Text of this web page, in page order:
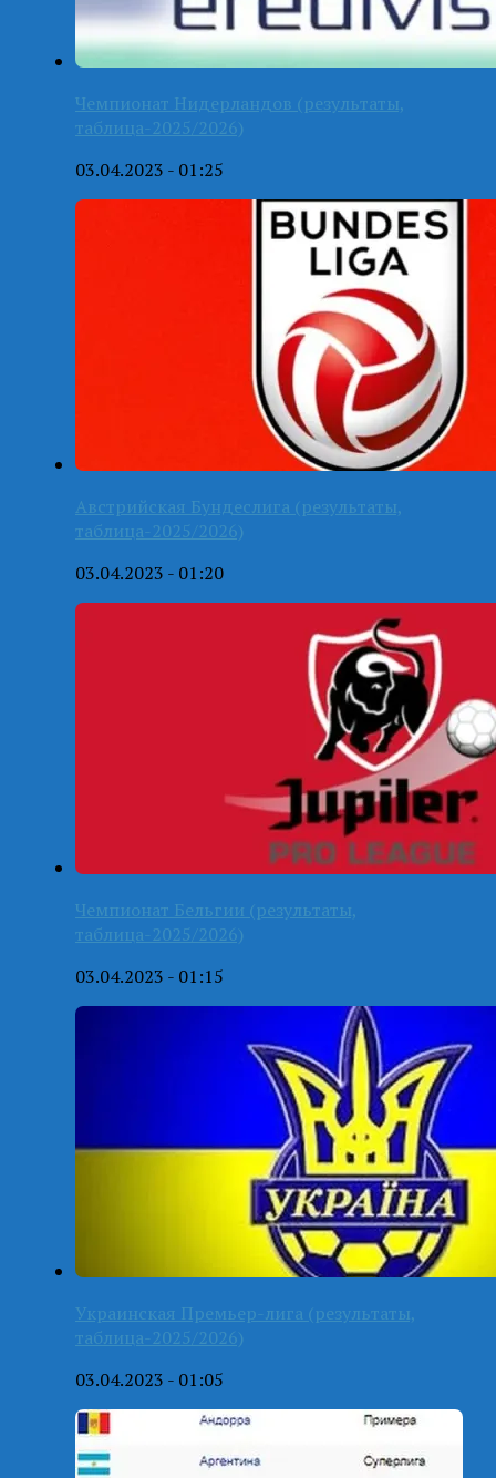
Чемпионат Нидерландов (результаты,
таблица-2025/2026)
03.04.2023 - 01:25
Австрийская Бундеслига (результаты,
таблица-2025/2026)
03.04.2023 - 01:20
Чемпионат Бельгии (результаты,
таблица-2025/2026)
03.04.2023 - 01:15
Украинская Премьер-лига (результаты,
таблица-2025/2026)
03.04.2023 - 01:05